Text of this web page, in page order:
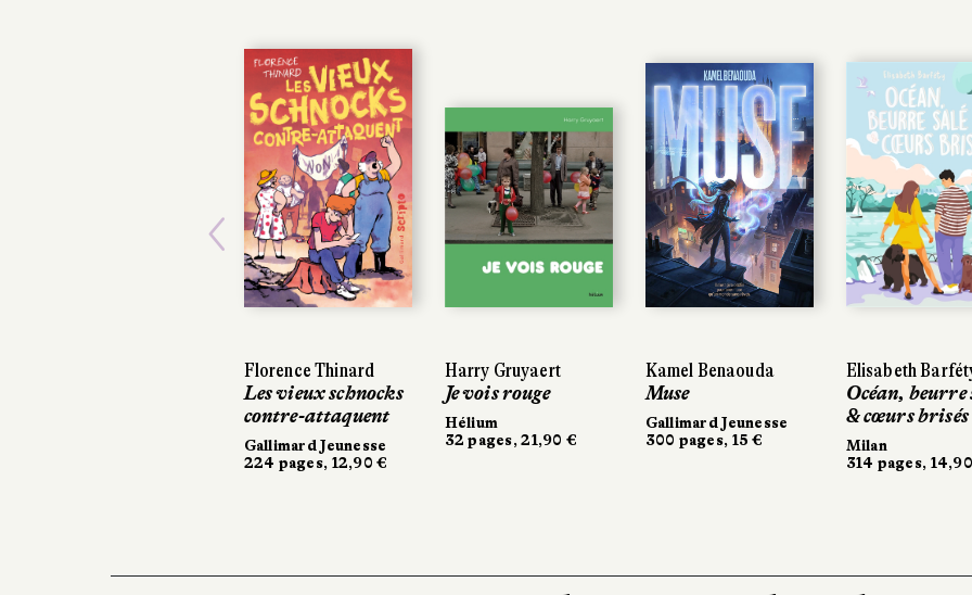
Florence Thinard
Les vieux schnocks
contre-attaquent
Gallimard Jeunesse
224 pages, 12,90 €
Harry Gruyaert
Je vois rouge
Hélium
32 pages, 21,90 €
Kamel Benaouda
Muse
Gallimard Jeunesse
300 pages, 15 €
Elisabeth
Océan, beurre
& cœurs brisés
Milan
314 pages,
Harry Gruyaert
Je vois rouge
Hélium
32 pages, 21,90 €
Kamel Benaouda
Muse
Gallimard Jeunesse
300 pages, 15 €
Elisabeth
Océan, beurre
& cœurs brisés
Milan
314 pages,
Previous